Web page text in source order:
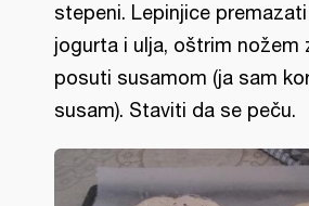
stepeni. Lepinjice
jogurta i ulja, oštrim nožem
posuti susamom (ja sam
susam). Staviti da se peču.